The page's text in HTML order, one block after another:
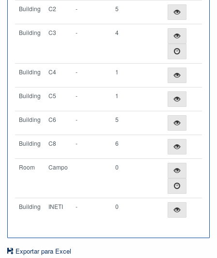
Building C2 - 5
Building C3 - 4
Building C4 - 1
Building C5 - 1
Building C6 - 5
Building C8 - 6
Room Campo 0
Building INETI - 0
Exportar para Excel